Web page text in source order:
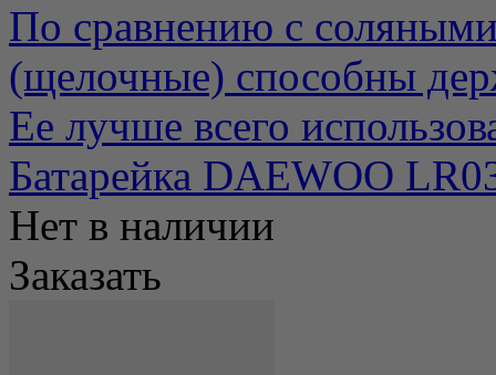
По сравнению с
(щелочные) способны
Ее лучше всего
Батарейка DAEWOO
Нет в наличии
Заказать